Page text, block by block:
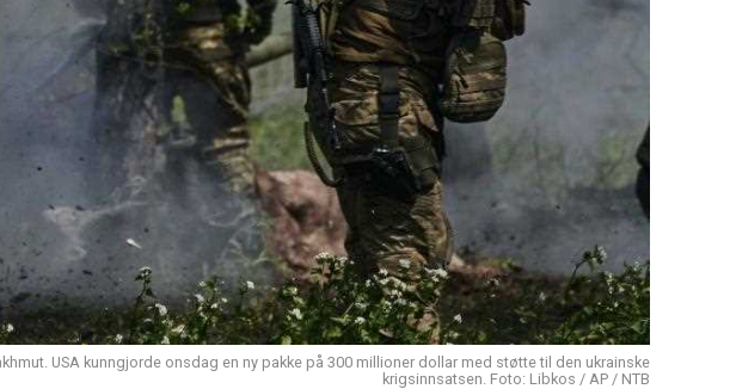
USA kunngjorde onsdag en ny pakke på 300 millioner dollar med støtte til den ukrainske
krigsinnsatsen. Foto: Libkos / AP / NTB